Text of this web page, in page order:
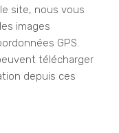
site, nous vous
images
GPS.
télécharger
depuis ces